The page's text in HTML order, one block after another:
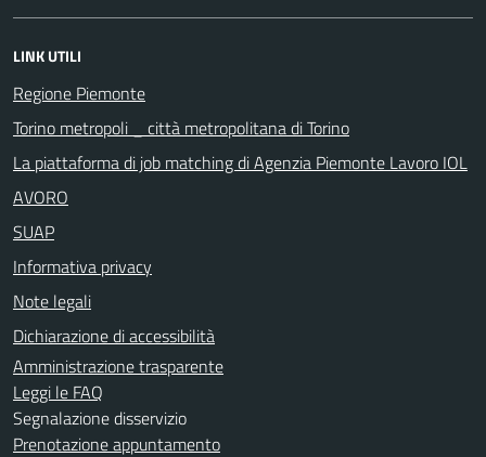
LINK UTILI
Regione Piemonte
Torino metropoli _ città metropolitana di Torino
La piattaforma di job matching di Agenzia Piemonte Lavoro IOL
AVORO
SUAP
Informativa privacy
Note legali
Dichiarazione di accessibilità
Amministrazione trasparente
Leggi le FAQ
Segnalazione disservizio
Prenotazione appuntamento